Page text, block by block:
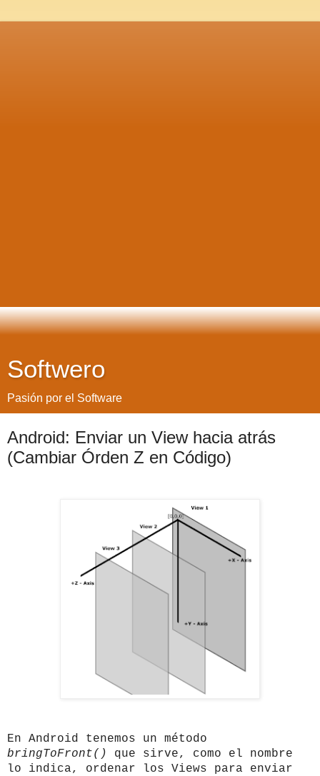
Softwero
Pasión por el Software
Android: Enviar un View hacia atrás
(Cambiar Órden Z en Código)
En Android tenemos un método
bringToFront()
que sirve, como el nombre
lo indica, ordenar los Views para enviar